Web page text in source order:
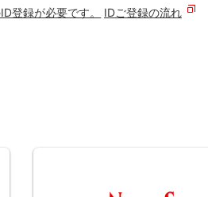
登録が必要です。
IDご登録の流れ